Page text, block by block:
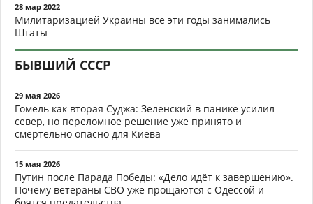
28 мар 2022
Милитаризацией Украины все эти годы занимались
Штаты
БЫВШИЙ СССР
29 мая 2026
Гомель как вторая Суджа: Зеленский в панике усилил
север, но переломное решение уже принято и
смертельно опасно для Киева
15 мая 2026
Путин после Парада Победы: «Дело идёт к завершению».
Почему ветераны СВО уже прощаются с Одессой и